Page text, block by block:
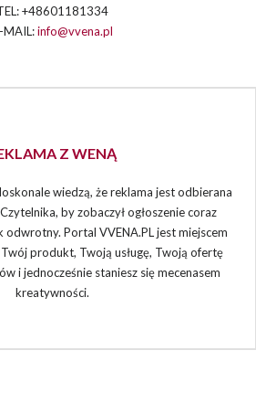
+48601181334
MAIL:info@vvena.pl
Z WENĄ
wiedzą, że reklama jest odbierana
by zobaczył ogłoszenie coraz
odwrotny. Portal VVENA.PL jest miejscem
produkt, Twoją usługę, Twoją ofertę
i jednocześnie staniesz się mecenasem
kreatywności.